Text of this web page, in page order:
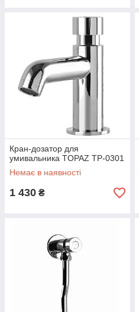
Кран-дозатор для
умивальника TOPAZ TP-0301
Немає в наявності
1 430 ₴